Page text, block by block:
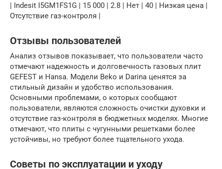
| Indesit I5GM1FS1G | 15 000 | 2.8 | Нет | 40 | Низкая цена |
Отсутствие газ-контроля |
Отзывы пользователей
Анализ отзывов показывает, что пользователи часто
отмечают надежность и долговечность газовых плит
GEFEST и Hansa. Модели Beko и Darina ценятся за
стильный дизайн и удобство использования.
Основными проблемами, о которых сообщают
пользователи, являются сложность очистки духовки и
отсутствие газ-контроля в бюджетных моделях. Многие
отмечают, что плиты с чугунными решетками более
устойчивы, но требуют более тщательного ухода.
Советы по эксплуатации и уходу